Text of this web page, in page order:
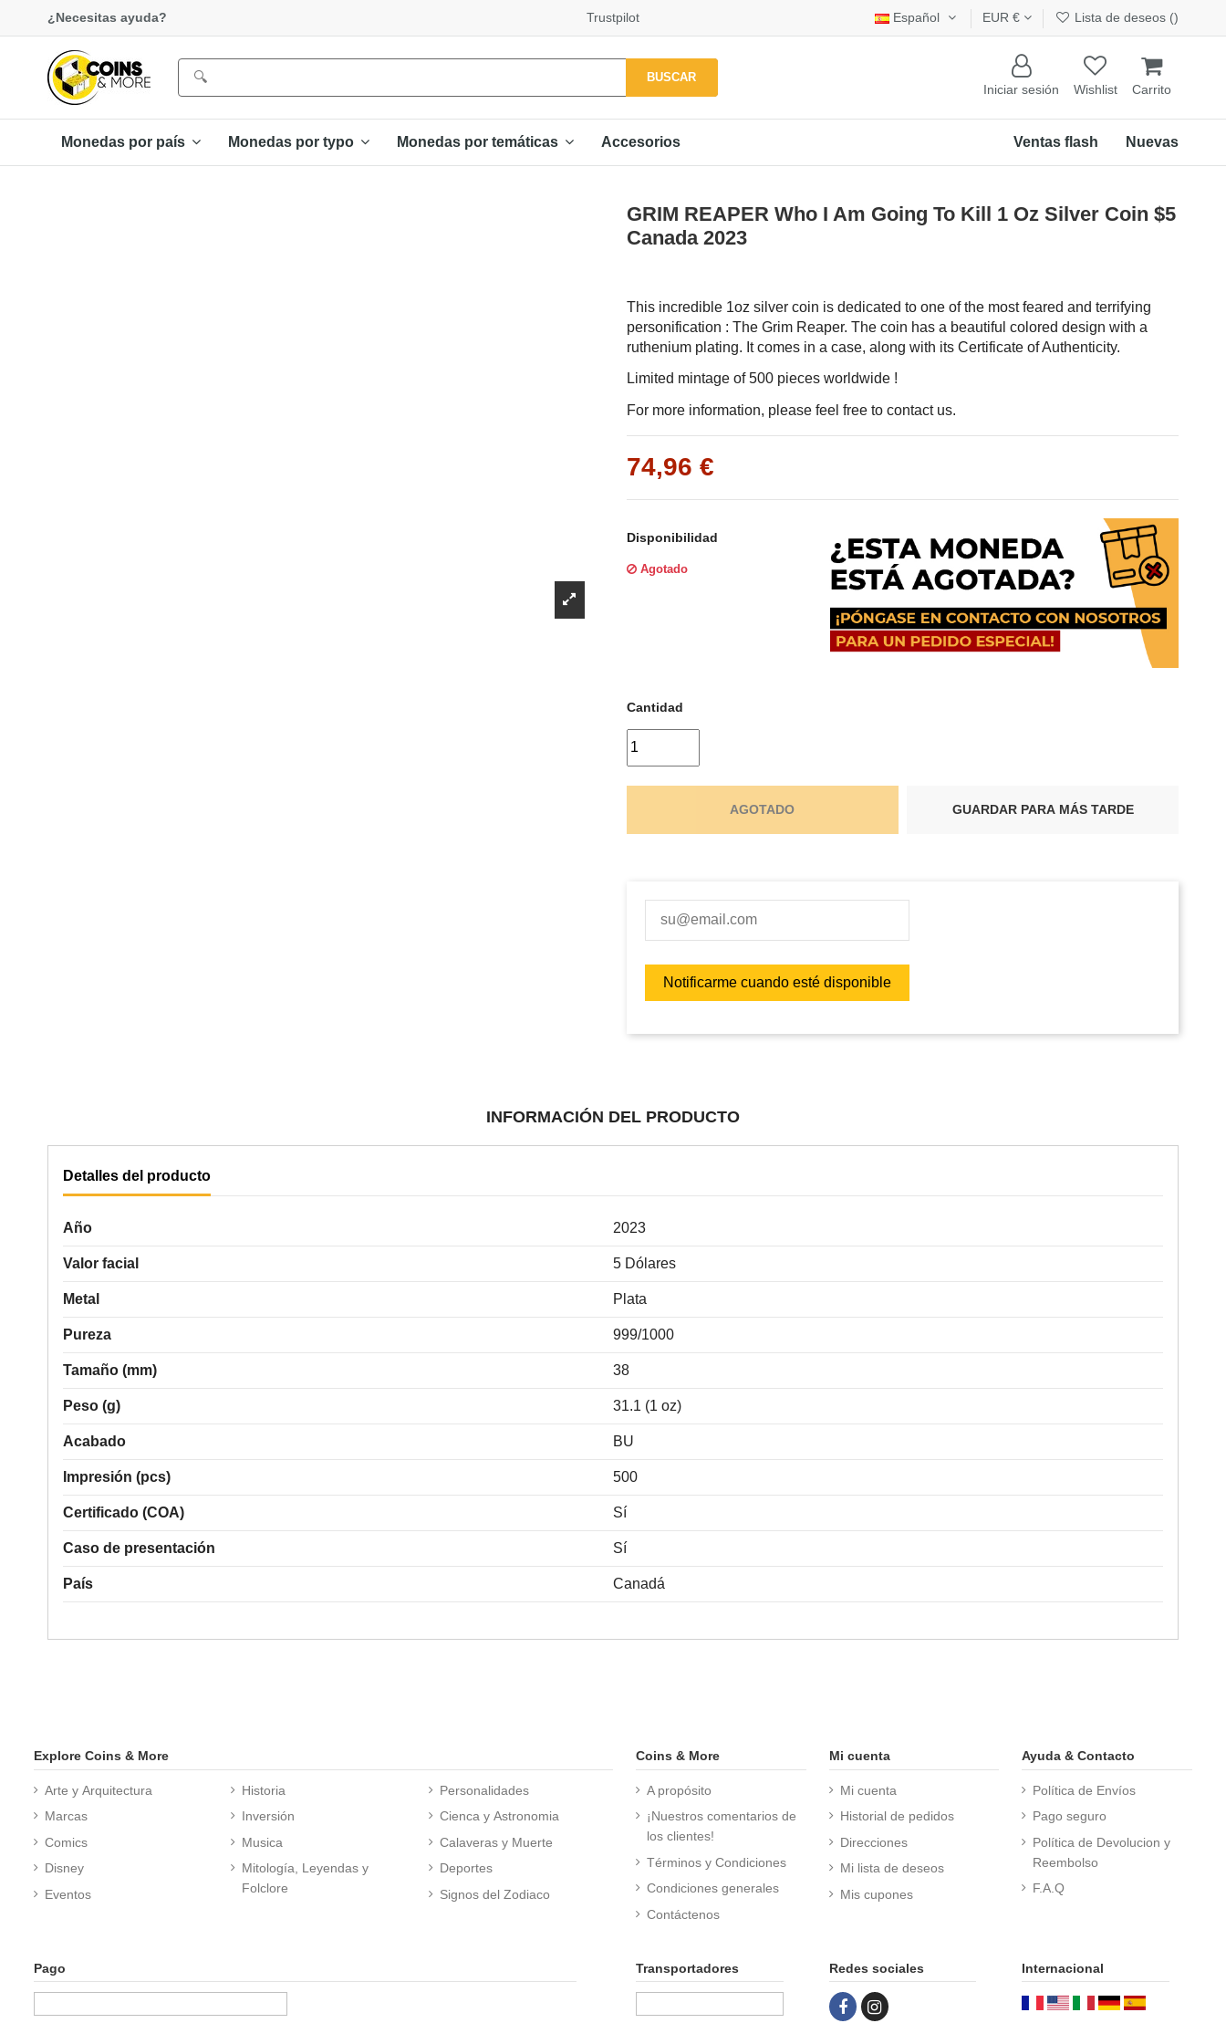
Γ
¿Necesitas ayuda? Trustpilot Español EUR € Lista de deseos ()
BUSCAR
Iniciar sesión Wishlist Carrito
Monedas por país Monedas por typo Monedas por temáticas Accesorios Nuevas
Ventas flash
GRIM REAPER Who I Am Going To Kill 1 Oz Silver Coin $5
Canada 2023
This incredible 1oz silver coin is dedicated to one of the most feared and terrifying
personification : The Grim Reaper. The coin has a beautiful colored design with a
ruthenium plating. It comes in a case, along with its Certificate of Authenticity.
Limited mintage of 500 pieces worldwide !
For more information, please feel free to contact us.
74,96 €
Disponibilidad
Agotado
Cantidad
AGOTADO GUARDAR PARA MÁS TARDE
INFORMACIÓN DEL PRODUCTO
Detalles del producto
Año 2023
Valor facial 5 Dólares
Metal Plata
Pureza 999/1000
Tamaño (mm) 38
Peso (g) 31.1 (1 oz)
Acabado BU
Impresión (pcs) 500
Certificado (COA) Sí
Caso de presentación Sí
País Canadá
Explore Coins & More
Arte y Arquitectura
Marcas
Comics
Disney
Eventos
Historia
Inversión
Musica
Mitología, Leyendas y
Folclore
Personalidades
Cienca y Astronomia
Calaveras y Muerte
Deportes
Signos del Zodiaco
Coins & More
A propósito
¡Nuestros comentarios de
los clientes!
Términos y Condiciones
Condiciones generales
Contáctenos
Mi cuenta
Mi cuenta
Historial de pedidos
Direcciones
Mi lista de deseos
Mis cupones
Ayuda & Contacto
Política de Envíos
Pago seguro
Política de Devolucion y
Reembolso
F.A.Q
Pago Transportadores Redes sociales Internacional